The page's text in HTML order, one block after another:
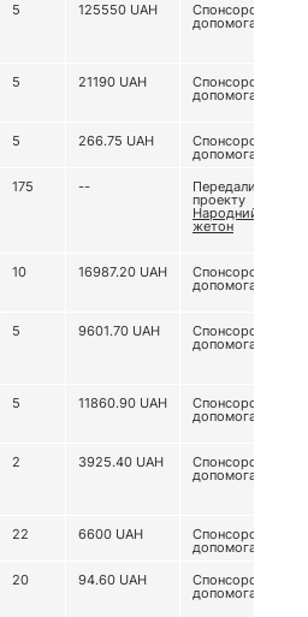
5 125550 UAH Спонсорська
допомога
5 21190 UAH Спонсорська
допомога
5 266.75 UAH Спонсорська
допомога
175 -- Передали з
проекту
Народний
жетон
10 16987.20 UAH Спонсорська
допомога
5 9601.70 UAH Спонсорська
допомога
5 11860.90 UAH Спонсорська
допомога
2 3925.40 UAH Спонсорська
допомога
22 6600 UAH Спонсорська
допомога
20 94.60 UAH Спонсорська
допомога